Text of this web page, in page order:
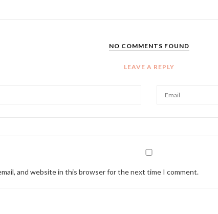
NO COMMENTS FOUND
LEAVE A REPLY
and website in this browser for the next time I comment.